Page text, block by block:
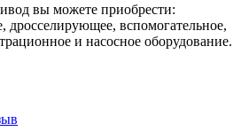
вы можете приобрести:
дросселирующее, вспомогательное,
и насосное оборудование.